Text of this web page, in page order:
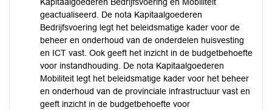
geactualiseerd. De nota Kapitaalgoederen
Bedrijfsvoering legt het beleidsmatige kader voor de
beheer en onderhoud van de onderdelen huisvesting
en ICT vast. Ook geeft het inzicht in de budgetbehoefte
voor instandhouding. De nota Kapitaalgoederen
Mobiliteit legt het beleidsmatige kader voor het beheer
en onderhoud van de provinciale infrastructuur vast en
geeft inzicht in de budgetbehoefte voor